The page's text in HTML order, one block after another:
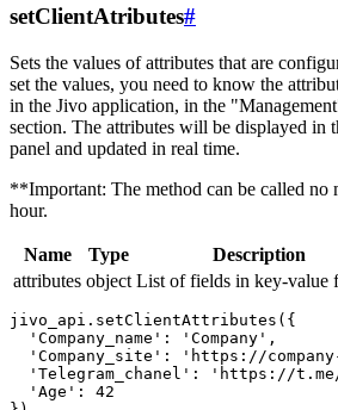
setClientAtributes#
Sets the values ​​of attributes that are
set the values, you need to know the
in the Jivo application, in the
section. The attributes will be displayed in
panel and updated in real time.
**Important: The method can be called no
hour.
Name Type
Description
attributes object List of fields in key-value
jivo_api.setClientAttributes({
  'Company_name': 'Company',
'Company_site': 'https://
'Telegram_chanel': 'https://
  'Age': 42